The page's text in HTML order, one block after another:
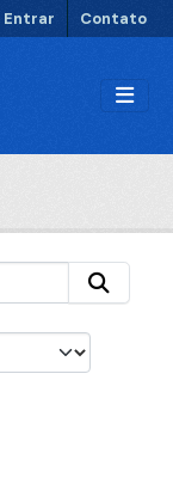
Entrar Contato